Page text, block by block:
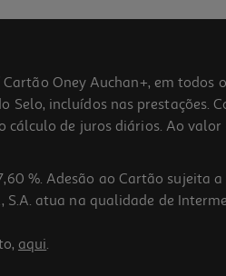
Oney Auchan+, em
Selo, incluídos nas prestações.
de juros diários. Ao
%. Adesão ao Cartão
atua na qualidade de
aqui.